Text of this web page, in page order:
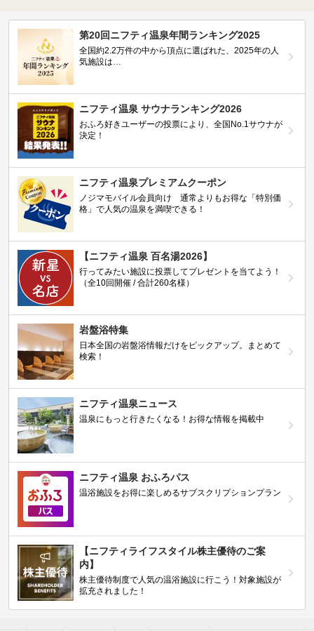
第20回ニフティ温泉年間ランキング2025
全国約2.2万件の中から頂点に選ばれた、2025年の人
気施設は…
ニフティ温泉 サウナランキング2026
おふろ好きユーザーの投票により、全国No.1サウナが
決定！
ニフティ温泉プレミアムクーポン
ノジマモバイル会員向け 通常よりもお得な「特別価
格」で人気の温泉を満喫できる！
【ニフティ温泉 百名湯2026】
行ってみたい施設に投票してプレゼントを当てよう！
（全10回開催 / 合計260名様）
岩盤浴特集
日本全国の岩盤浴情報だけをピックアップ。まとめて
検索！
ニフティ温泉ニュース
温泉にもっと行きたくなる！お得な情報を掲載中
ニフティ温泉 おふろパス
温浴施設をお得に楽しめるサブスクリプションプラン
【ニフティライフスタイル株主優待のご案
内】
株主優待制度で人気の温浴施設に行こう！対象施設が
拡充されました！